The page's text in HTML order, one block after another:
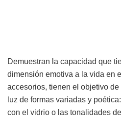
Demuestran la capacidad que
dimensión emotiva a la vida en
accesorios, tienen el objetivo
luz de formas variadas y
con el vidrio o las tonalidades